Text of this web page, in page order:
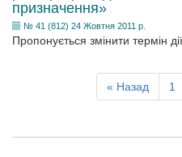
призначення»
№ 41 (812) 24 Жовтня 2011 р.
Пропонується змінити термін
« Назад 1